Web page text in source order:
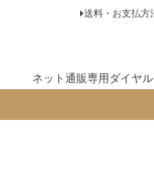
送料・お支払方
ネット通販専用ダイヤル